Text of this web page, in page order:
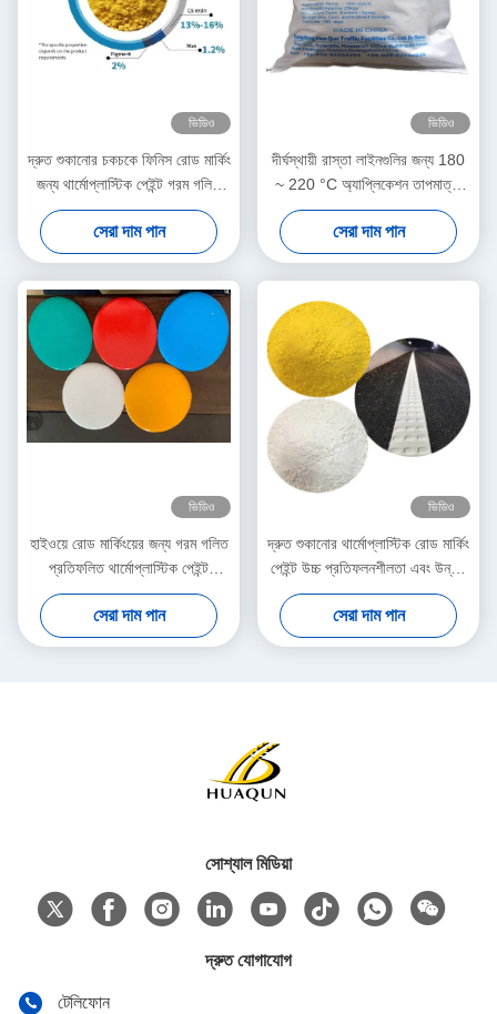
ভিডিও
দ্রুত শুকানোর চকচকে ফিনিস রোড মার্কিং
জন্য থার্মোপ্লাস্টিক পেইন্ট গরম গলিত
রোড মার্কিং পেইন্ট
সেরা দাম পান
ভিডিও
দীর্ঘস্থায়ী রাস্তা লাইনগুলির জন্য 180
~ 220 °C অ্যাপ্লিকেশন তাপমাত্রা
এবং দ্রুত শুকানোর (3 মিনিট) সঙ্গে C5
রজন থার্মোপ্লাস্টিক রাস্তা চিহ্নিতকরণ
পেইন্ট
সেরা দাম পান
ভিডিও
হাইওয়ে রোড মার্কিংয়ের জন্য গরম গলিত
প্রতিফলিত থার্মোপ্লাস্টিক পেইন্ট
আবহাওয়া প্রতিরোধী
সেরা দাম পান
ভিডিও
দ্রুত শুকানোর থার্মোপ্লাস্টিক রোড মার্কিং
পেইন্ট উচ্চ প্রতিফলনশীলতা এবং উন্নত
দৃশ্যমানতা জন্য কাস্টম রং সঙ্গে
সেরা দাম পান
সোশ্যাল মিডিয়া
দ্রুত যোগাযোগ
টেলিফোন